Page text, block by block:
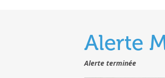
Alerte
Alerte terminée